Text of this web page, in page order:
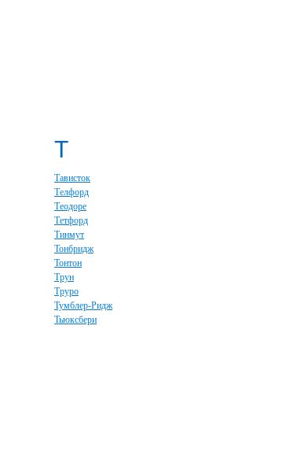
Т
Тависток
Телфорд
Теодоре
Тетфорд
Тинмут
Тонбридж
Тонтон
Трун
Труро
Тумблер-Ридж
Тьюксбери